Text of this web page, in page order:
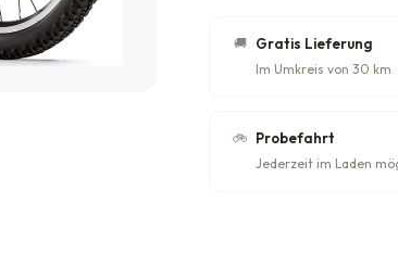
🚚 Gratis Lieferung
Im Umkreis von 30 km
🚲 Probefahrt
Jederzeit im Laden